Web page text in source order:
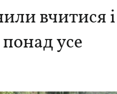
вчитися
усе